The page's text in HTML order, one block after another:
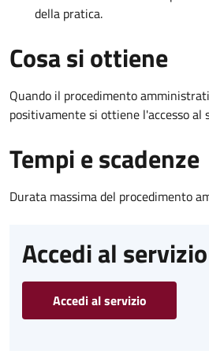
della pratica.
Cosa si ottiene
Quando il procedimento
positivamente si ottiene l'accesso al
Tempi e scadenze
Durata massima del procedimento
Accedi al servizio
Accedi al servizio